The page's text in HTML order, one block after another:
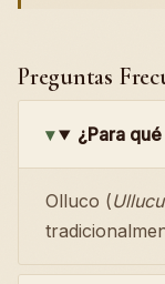
Preguntas
¿Para
Olluco (